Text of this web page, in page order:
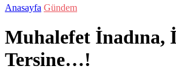
Anasayfa Gündem
Muhalefet İnadına,
Tersine…!